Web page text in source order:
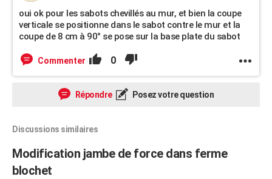
oui ok pour les sabots chevillés au mur, et bien la coupe
verticale se positionne dans le sabot contre le mur et la
coupe de 8 cm à 90° se pose sur la base plate du sabot
Commenter 0
Répondre Posez votre question
Discussions similaires
Modification jambe de force dans ferme
blochet